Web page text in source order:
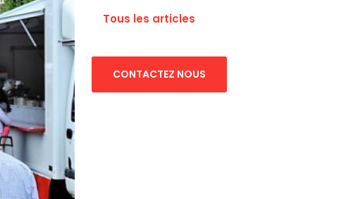
Tous les articles
CONTACTEZ NOUS